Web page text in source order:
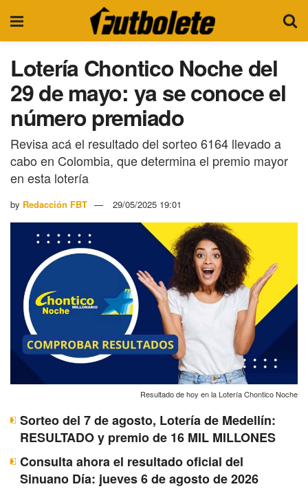
Lotería Chontico Noche del
29 de mayo: ya se conoce el
número premiado
Revisa acá el resultado del sorteo 6164 llevado a
cabo en Colombia, que determina el premio mayor
en esta lotería
by Redacción FBT 29/05/2025 19:01
Resultado de hoy en la Lotería Chontico Noche
Sorteo del 7 de agosto, Lotería de Medellín:
RESULTADO y premio de 16 MIL MILLONES
Consulta ahora el resultado oficial del
Sinuano Día: jueves 6 de agosto de 2026